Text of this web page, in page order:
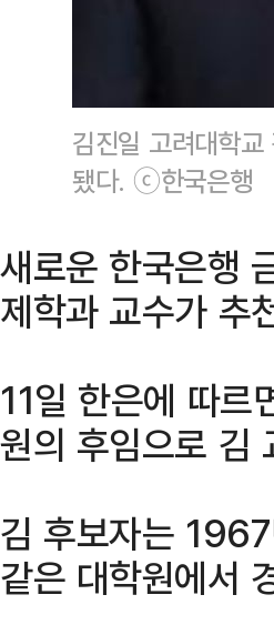
김진일 고려대학
됐다. ⓒ한국은행
새로운 한국은행
제학과 교수가 추
11일 한은에 따르
원의 후임으로 김
김 후보자는
같은 대학원에서